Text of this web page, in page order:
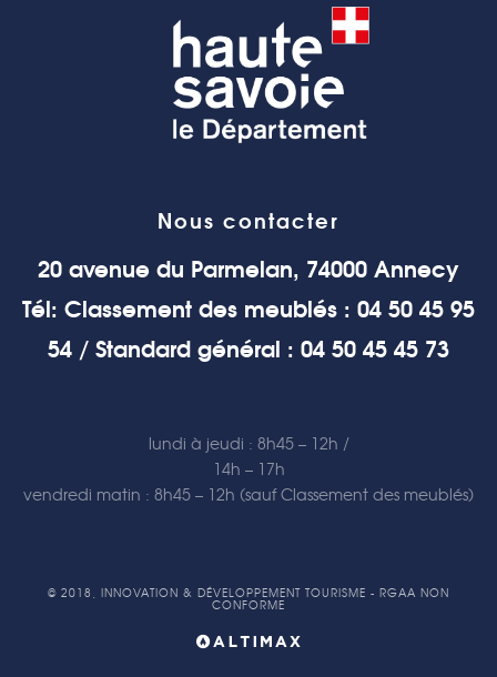
Nous contacter
20 avenue du Parmelan, 74000 Annecy
Tél: Classement des meublés : 04 50 45 95
54 / Standard général : 04 50 45 45 73
lundi à jeudi : 8h45 – 12h /
14h – 17h
vendredi matin : 8h45 – 12h (sauf Classement des meublés)
© 2018, INNOVATION & DÉVELOPPEMENT TOURISME - RGAA NON
CONFORME